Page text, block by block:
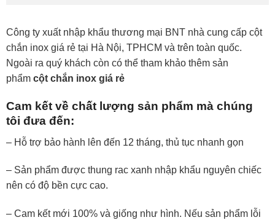
Công ty xuất nhập khẩu thương mại BNT nhà cung cấp cột
chắn inox giá rẻ tại Hà Nội, TPHCM và trên toàn quốc.
Ngoài ra quý khách còn có thể tham khảo thêm sản
phẩm cột chắn inox giá rẻ
Cam kết về chất lượng sản phẩm mà chúng
tôi đưa đến:
– Hỗ trợ bảo hành lên đến 12 tháng, thủ tục nhanh gọn
– Sản phẩm được thung rac xanh nhập khẩu nguyên chiếc
nên có độ bền cực cao.
– Cam kết mới 100% và giống như hình. Nếu sản phẩm lỗi